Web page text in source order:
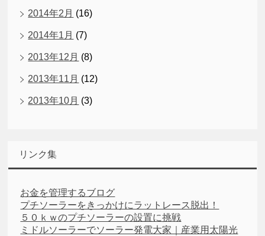
2014年2月 (16)
2014年1月 (7)
2013年12月 (8)
2013年11月 (12)
2013年10月 (3)
リンク集
お金を管理するブログ
プチソーラーをきっかけにラットレース脱出！
５０ｋｗのプチソーラーの設置に挑戦
ミドルソーラーでソーラー発電大家｜産業用太陽光